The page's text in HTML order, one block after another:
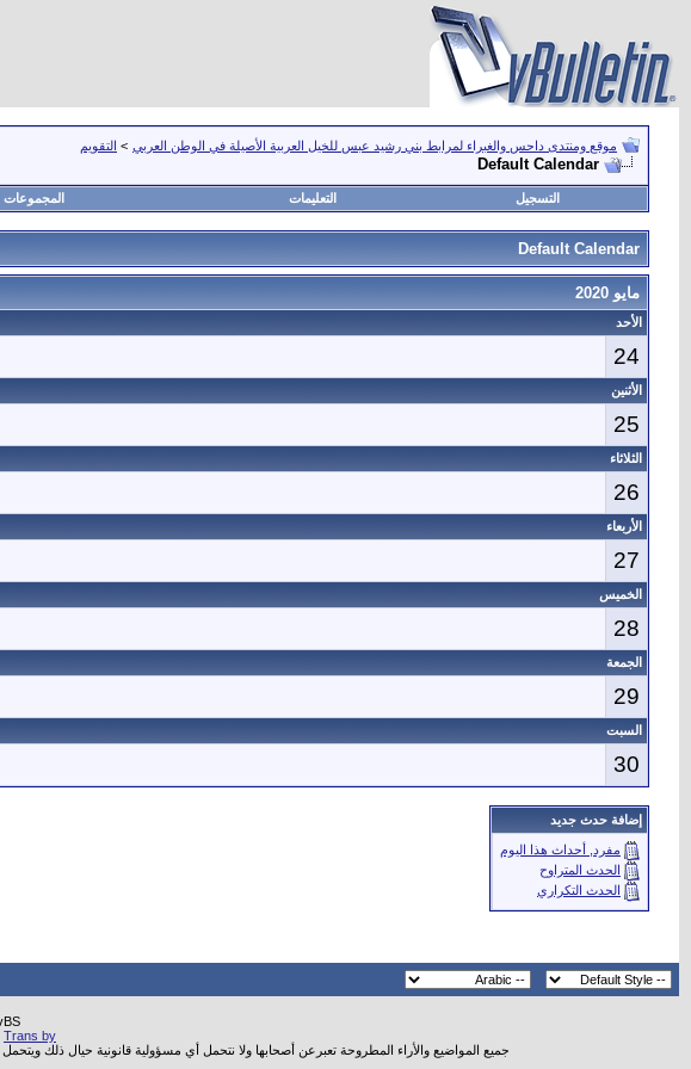
موقع ومنتدى داحس والغبراء لمرابط بني رشيد عبس للخيل العربية الأصيلة في الوطن العربي > التقويم
Default Calendar
التسجيل التعليمات المجموعات
Default Calendar
مايو 2020
الأحد
24
الأثنين
25
الثلاثاء
26
الأربعاء
27
الخميس
28
الجمعة
29
السبت
30
إضافة حدث جديد
مفرد, أحداث هذا اليوم
الحدث المتراوح
الحدث التكراري
Trans by
جميع المواضيع والأراء المطروحة تعبرعن أصحابها ولا نتحمل أي مسؤولية قانونية حيال ذلك